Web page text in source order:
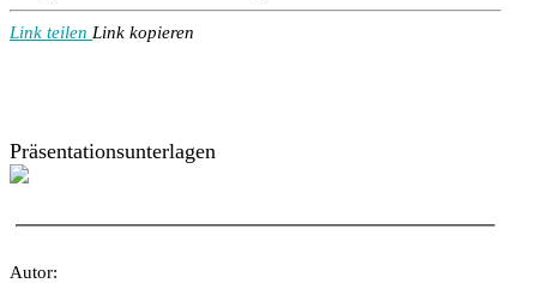
Link teilen Link kopieren
Präsentationsunterlagen
Autor: